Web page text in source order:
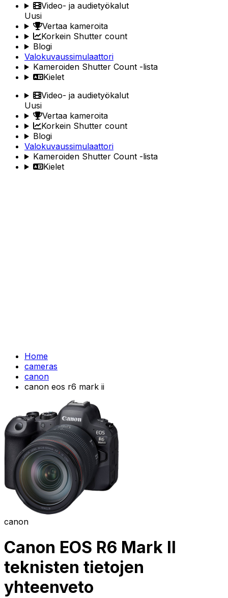
Video- ja audietyökalut
Uusi
Vertaa kameroita
Korkein Shutter count
Blogi
Valokuvaussimulaattori
Kameroiden Shutter Count -lista
Kielet
Video- ja audietyökalut
Uusi
Vertaa kameroita
Korkein Shutter count
Blogi
Valokuvaussimulaattori
Kameroiden Shutter Count -lista
Kielet
Home
cameras
canon
canon eos r6 mark ii
canon
Canon EOS R6 Mark II
teknisten tietojen
yhteenveto